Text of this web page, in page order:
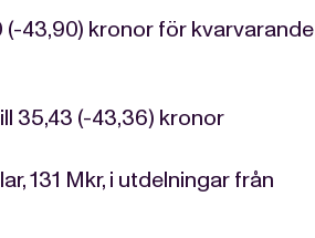
43,90) kronor för kvarvarande
35,43 (-43,36) kronor
131 Mkr, i utdelningar från